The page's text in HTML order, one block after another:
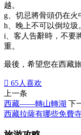
越。
g、切忌將骨頭仍在火
h、晚上不可以倒垃圾
i、客人告辭時，不要
重。
最後，希望您在西藏
 65人喜欢
上一条
西藏——轉山轉湖 下
西藏拉薩有哪些免費